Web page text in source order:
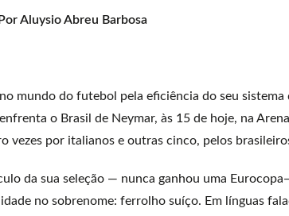
Por Aluysio Abreu Barbosa
mundo do futebol pela eficiência do seu sistema
o Brasil de Neymar, às 15 de hoje, na
por italianos e outras cinco, pelos
da sua seleção — nunca ganhou uma
no sobrenome: ferrolho suíço. Em línguas